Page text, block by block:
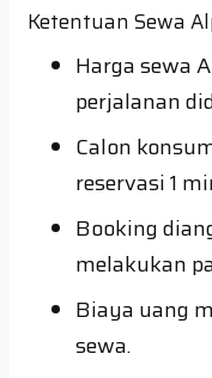
Ketentuan Sewa
Harga sewa
perjalanan
Calon
reservasi 1
Booking
melakukan
Biaya uang
sewa.